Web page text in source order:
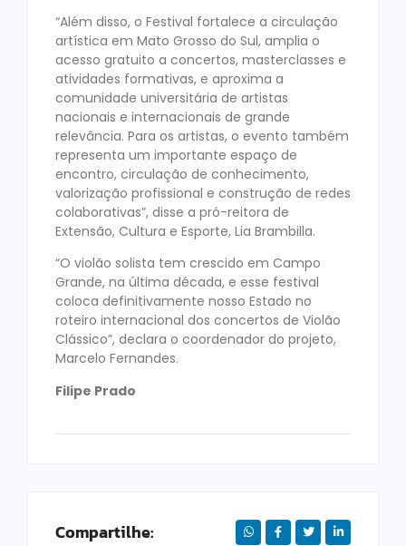
“Além disso, o Festival fortalece a circulação
artística em Mato Grosso do Sul, amplia o
acesso gratuito a concertos, masterclasses e
atividades formativas, e aproxima a
comunidade universitária de artistas
nacionais e internacionais de grande
relevância. Para os artistas, o evento também
representa um importante espaço de
encontro, circulação de conhecimento,
valorização profissional e construção de redes
colaborativas”, disse a pró-reitora de
Extensão, Cultura e Esporte, Lia Brambilla.
“O violão solista tem crescido em Campo
Grande, na última década, e esse festival
coloca definitivamente nosso Estado no
roteiro internacional dos concertos de Violão
Clássico”, declara o coordenador do projeto,
Marcelo Fernandes.
Filipe Prado
Compartilhe: